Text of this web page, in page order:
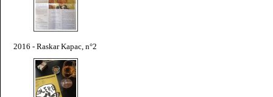
2016 - Raskar Kapac, n°2